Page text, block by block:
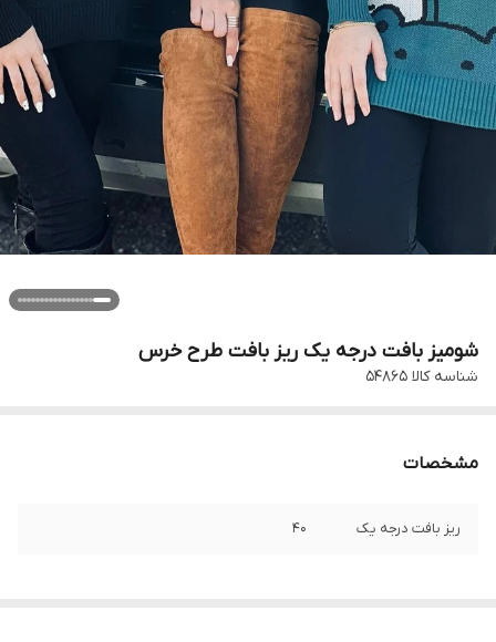
شومیز بافت درجه یک ریز بافت طرح خرس
شناسه کالا ۵۴۸۶۵
مشخصات
ریز بافت درجه یک ۴۰